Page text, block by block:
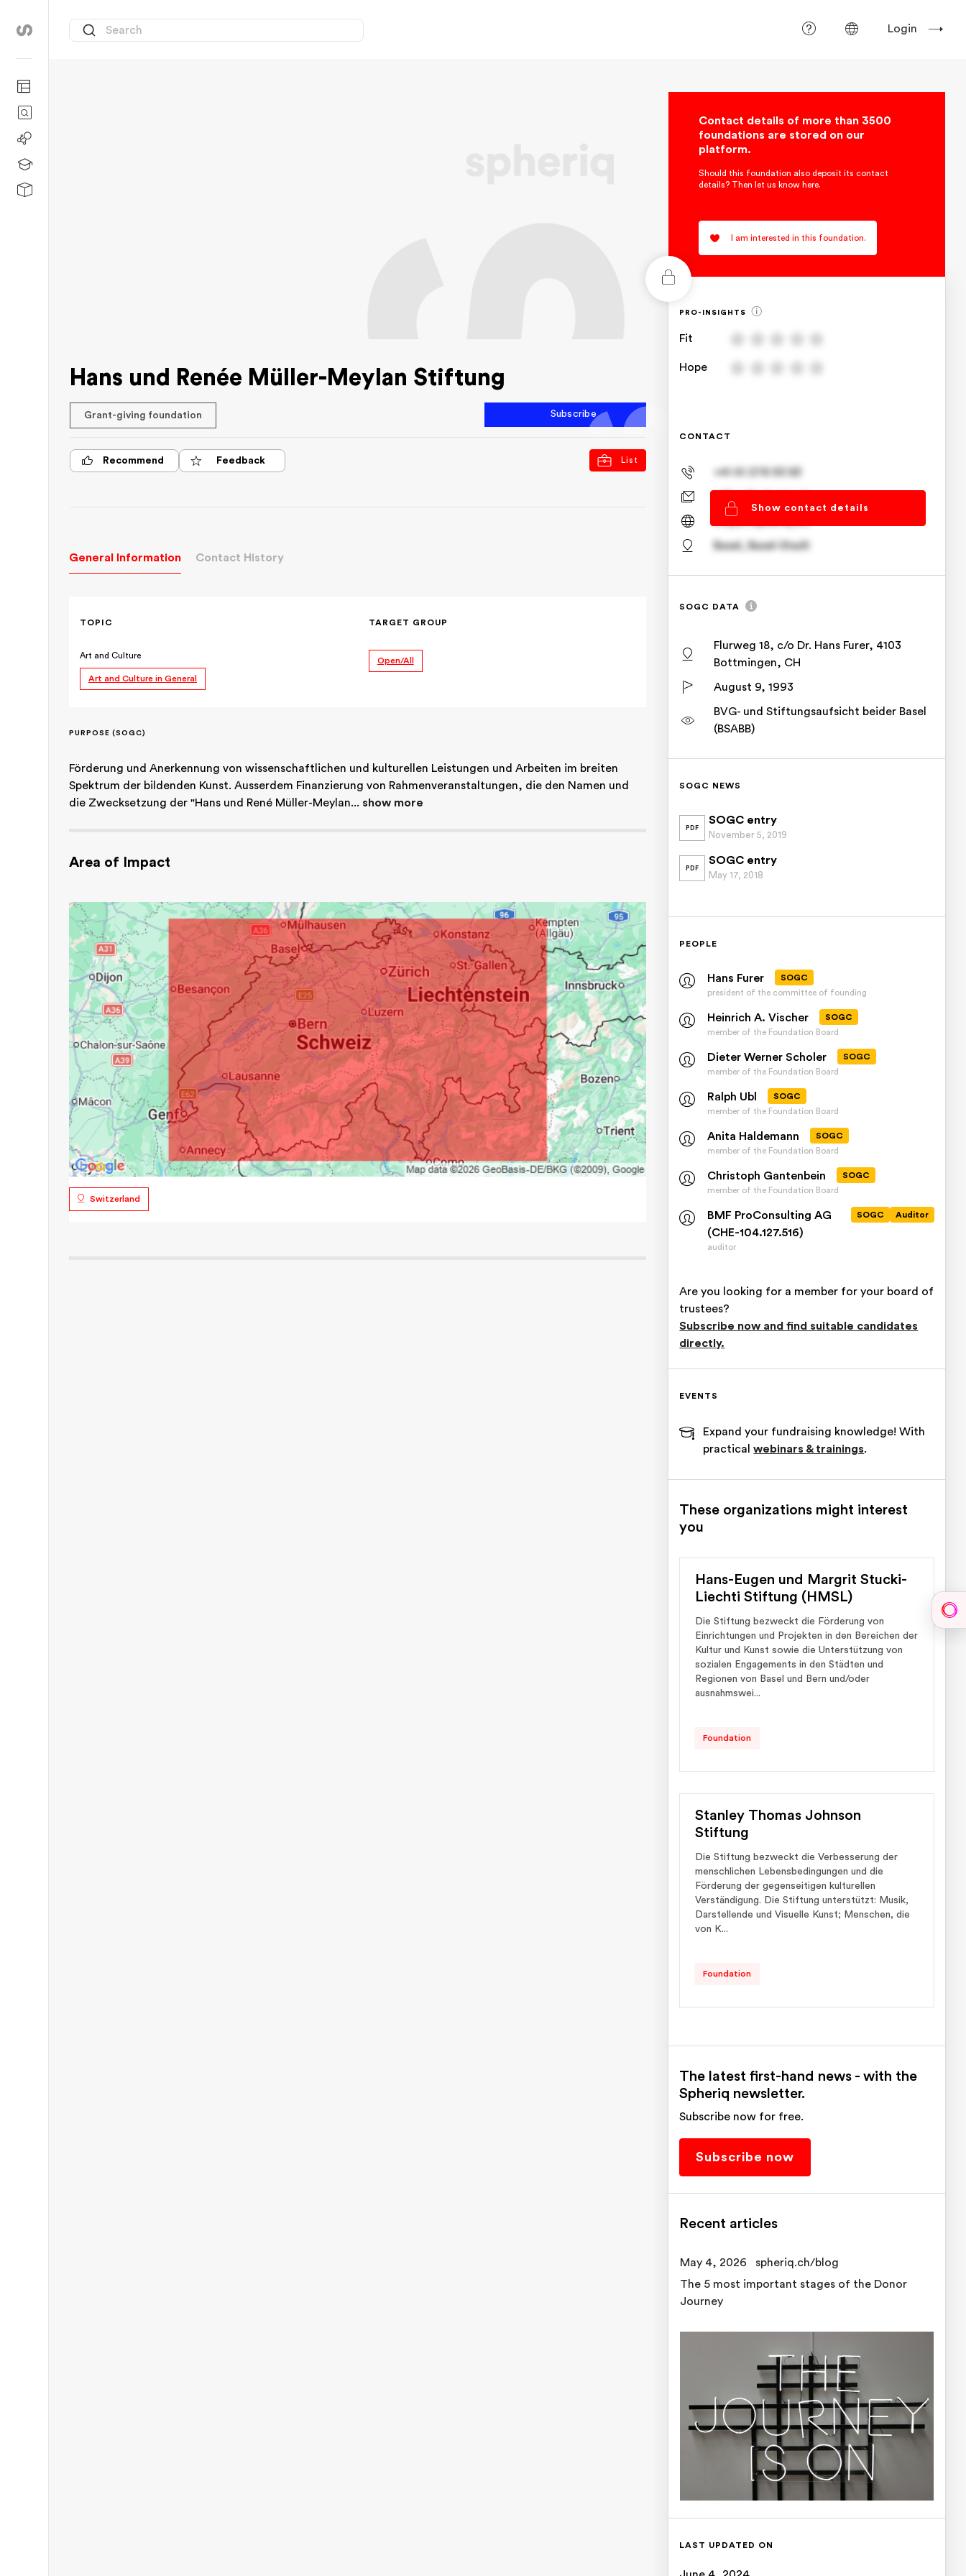
Login
Hans und Renée Müller-Meylan Stiftung
Grant-giving foundation Subscribe
Recommend Feedback List
General Information Contact History
TOPIC
Art and Culture
Art and Culture in General
TARGET GROUP
Open/All
PURPOSE (SOGC)
Förderung und Anerkennung von wissenschaftlichen und kulturellen Leistungen und Arbeiten im breiten
Spektrum der bildenden Kunst. Ausserdem Finanzierung von Rahmenveranstaltungen, die den Namen und
die Zwecksetzung der "Hans und René Müller-Meylan... show more
Area of Impact
Switzerland
Contact details of more than 3500
foundations are stored on our
platform.
Should this foundation also deposit its contact
details? Then let us know here.
I am interested in this foundation.
PRO-INSIGHTS
Fit
Hope
CONTACT
Basel, Basel-Stadt
Show contact details
SOGC DATA
Flurweg 18, c/o Dr. Hans Furer, 4103
Bottmingen, CH
August 9, 1993
BVG- und Stiftungsaufsicht beider Basel
(BSABB)
SOGC NEWS
PDF
SOGC entry
November 5, 2019
PDF
SOGC entry
May 17, 2018
PEOPLE
Hans Furer
SOGC
president of the committee of founding
Heinrich A. Vischer
SOGC
member of the Foundation Board
Dieter Werner Scholer
SOGC
member of the Foundation Board
Ralph Ubl
SOGC
member of the Foundation Board
Anita Haldemann
SOGC
member of the Foundation Board
Christoph Gantenbein
SOGC
member of the Foundation Board
BMF ProConsulting AG
(CHE-104.127.516)
SOGC Auditor
auditor
Are you looking for a member for your board of
trustees?
Subscribe now and find suitable candidates
directly.
EVENTS
Expand your fundraising knowledge! With
practicalwebinars & trainings.
These organizations might interest
you
Foundation
Hans-Eugen und Margrit Stucki-
Liechti Stiftung (HMSL)
Die Stiftung bezweckt die Förderung von
Einrichtungen und Projekten in den Bereichen der
Kultur und Kunst sowie die Unterstützung von
sozialen Engagements in den Städten und
Regionen von Basel und Bern und/oder
ausnahmswei...
Foundation
Stanley Thomas Johnson
Stiftung
Die Stiftung bezweckt die Verbesserung der
menschlichen Lebensbedingungen und die
Förderung der gegenseitigen kulturellen
Verständigung. Die Stiftung unterstützt: Musik,
Darstellende und Visuelle Kunst; Menschen, die
von K...
The latest first-hand news - with the
Spheriq newsletter.
Subscribe now for free.
Subscribe now
Recent articles
May 4, 2026
spheriq.ch/blog
The 5 most important stages of the Donor
Journey
LAST UPDATED ON